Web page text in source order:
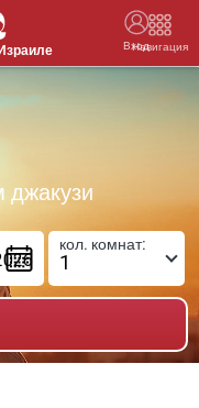
Вход
Навигация
кол. комнат: